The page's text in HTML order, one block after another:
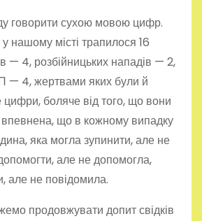
говорити сухою мовою цифр.
нашому місті трапилося 16
— 4, розбійницьких нападів — 2,
— 4, жертвами яких були й
цифри, боляче від того, що вони
впевнена, що в кожному випадку
яка могла зупинити, але не
але не допомогла,
але не повідомила.
продовжувати допит свідків